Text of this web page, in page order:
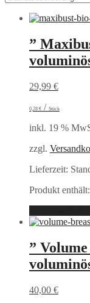
”
29,99 €
0,28 € / Stück
inkl. 19 %
zzgl.
Lieferzeit:
Produkt
”
40,00 €